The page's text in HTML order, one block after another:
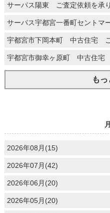
サーパス陽東 ご査定依頼を承
サーパス宇都宮一番町セント
宇都宮市下岡本町 中古住宅
宇都宮市御幸ヶ原町 中古住宅
も
2026年08月(15)
2026年07月(42)
2026年06月(20)
2026年05月(20)